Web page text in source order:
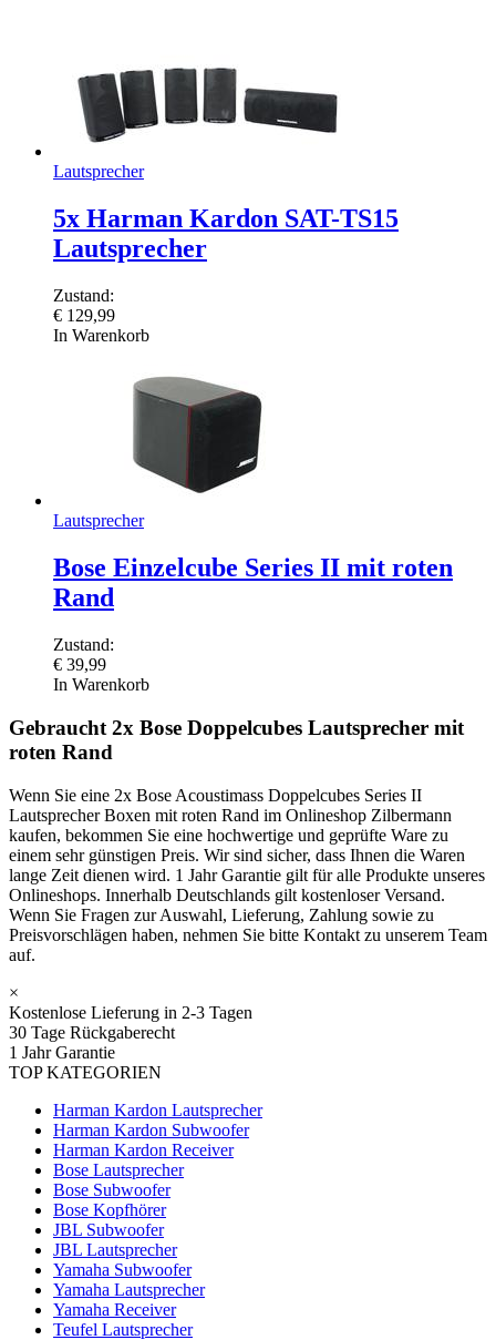
Lautsprecher
5x Harman Kardon SAT-TS15
Lautsprecher
Zustand:
€ 129,99
In Warenkorb
Lautsprecher
Bose Einzelcube Series II mit roten
Rand
Zustand:
€ 39,99
In Warenkorb
Gebraucht 2x Bose Doppelcubes Lautsprecher mit
roten Rand
Wenn Sie eine 2x Bose Acoustimass Doppelcubes Series II
Lautsprecher Boxen mit roten Rand im Onlineshop Zilbermann
kaufen, bekommen Sie eine hochwertige und geprüfte Ware zu
einem sehr günstigen Preis. Wir sind sicher, dass Ihnen die Waren
lange Zeit dienen wird. 1 Jahr Garantie gilt für alle Produkte unseres
Onlineshops. Innerhalb Deutschlands gilt kostenloser Versand.
Wenn Sie Fragen zur Auswahl, Lieferung, Zahlung sowie zu
Preisvorschlägen haben, nehmen Sie bitte Kontakt zu unserem Team
auf.
×
Kostenlose Lieferung in 2-3 Tagen
30 Tage Rückgaberecht
1 Jahr Garantie
TOP KATEGORIEN
Harman Kardon Lautsprecher
Harman Kardon Subwoofer
Harman Kardon Receiver
Bose Lautsprecher
Bose Subwoofer
Bose Kopfhörer
JBL Subwoofer
JBL Lautsprecher
Yamaha Subwoofer
Yamaha Lautsprecher
Yamaha Receiver
Teufel Lautsprecher